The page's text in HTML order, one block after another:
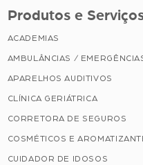
Produtos e
ACADEMIAS
AMBULÂNCIAS /
APARELHOS AUDITIVOS
CLÍNICA GERIÁTRICA
CORRETORA DE SEGUROS
COSMÉTICOS E
CUIDADOR DE IDOSOS